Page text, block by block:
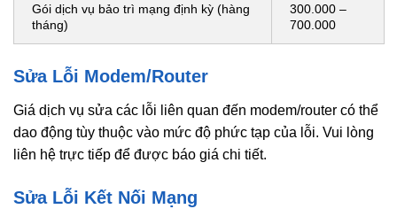
Gói dịch vụ bảo trì mạng định kỳ (hàng
tháng)
300.000 –
700.000
Sửa Lỗi Modem/Router
Giá dịch vụ sửa các lỗi liên quan đến modem/router có thể
dao động tùy thuộc vào mức độ phức tạp của lỗi. Vui lòng
liên hệ trực tiếp để được báo giá chi tiết.
Sửa Lỗi Kết Nối Mạng